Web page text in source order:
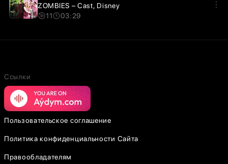
ZOMBIES – Cast Disney
11
03:29
Ссылки
Пользовательское соглашение
Политика конфиденциальности Сайта
Правообладателям